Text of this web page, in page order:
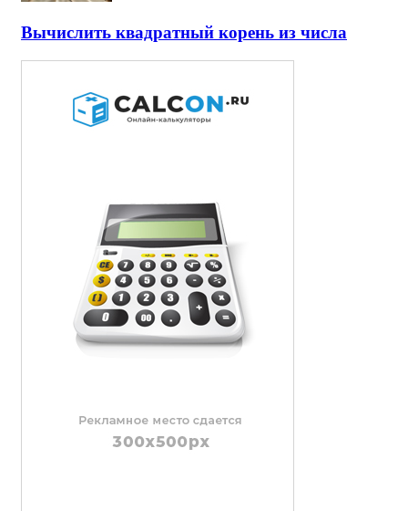
Вычислить квадратный корень из числа